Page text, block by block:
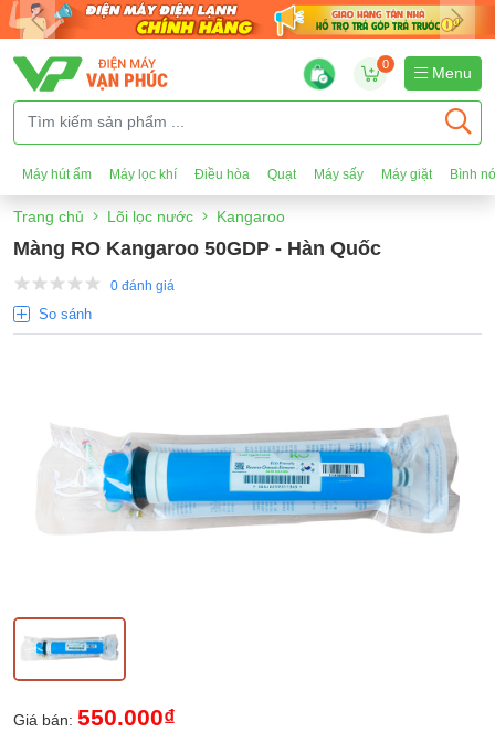
0
Menu
Máy hút ẩm Máy lọc khí Điều hòa Quạt Máy sấy Máy giặt Bình
Trang chủ Lõi lọc nước Kangaroo
Màng RO Kangaroo 50GDP - Hàn Quốc
0 đánh giá
So sánh
Giá bán: 550.000₫